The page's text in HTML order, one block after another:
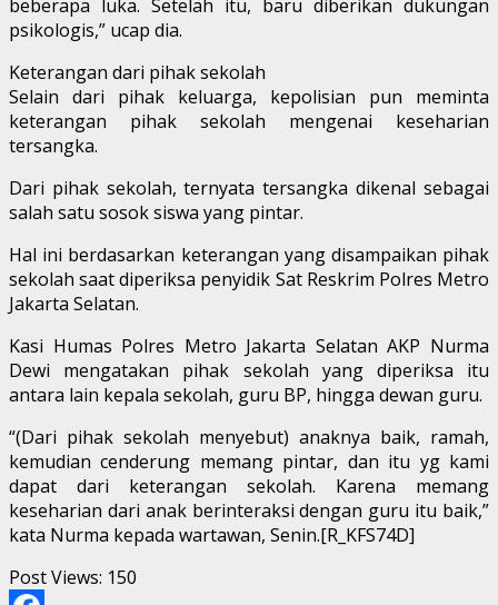
beberapa luka. Setelah itu, baru diberikan dukungan
psikologis,” ucap dia.
Keterangan dari pihak sekolah
Selain dari pihak keluarga, kepolisian pun meminta
keterangan pihak sekolah mengenai keseharian
tersangka.
Dari pihak sekolah, ternyata tersangka dikenal sebagai
salah satu sosok siswa yang pintar.
Hal ini berdasarkan keterangan yang disampaikan pihak
sekolah saat diperiksa penyidik Sat Reskrim Polres Metro
Jakarta Selatan.
Kasi Humas Polres Metro Jakarta Selatan AKP Nurma
Dewi mengatakan pihak sekolah yang diperiksa itu
antara lain kepala sekolah, guru BP, hingga dewan guru.
“(Dari pihak sekolah menyebut) anaknya baik, ramah,
kemudian cenderung memang pintar, dan itu yg kami
dapat dari keterangan sekolah. Karena memang
keseharian dari anak berinteraksi dengan guru itu baik,”
kata Nurma kepada wartawan, Senin.[R_KFS74D]
Post Views: 150